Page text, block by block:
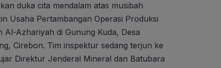
duka cita mendalam atas musibah
Usaha Pertambangan Operasi Produksi
Al-Azhariyah di Gunung Kuda, Desa
Cirebon. Tim inspektur sedang terjun ke
Direktur Jenderal Mineral dan Batubara